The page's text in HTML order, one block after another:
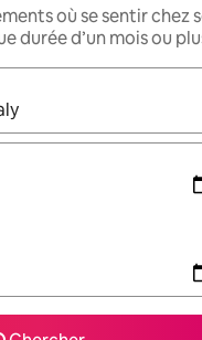
où se sentir chez
durée d’un mois ou
affichés, parcourez-